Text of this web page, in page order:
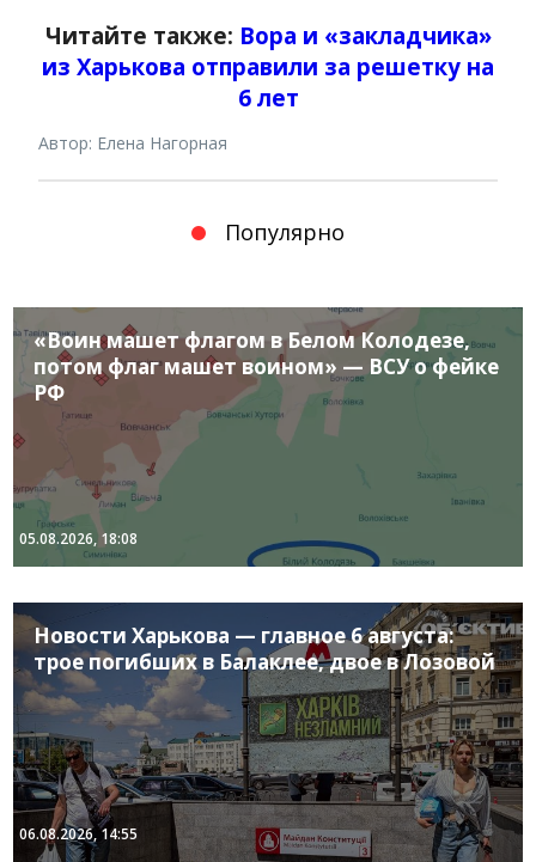
Читайте также: Вора и «закладчика»
из Харькова отправили за решетку на
6 лет
Автор: Елена Нагорная
Популярно
«Воин машет флагом в Белом Колодезе,
потом флаг машет воином» — ВСУ о фейке
РФ
05.08.2026, 18:08
Новости Харькова — главное 6 августа:
трое погибших в Балаклее, двое в Лозовой
06.08.2026, 14:55